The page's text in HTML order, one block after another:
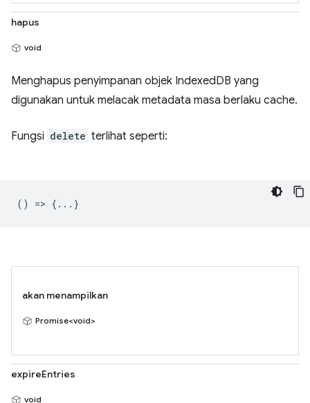
hapus
void
Menghapus penyimpanan objek IndexedDB yang
digunakan untuk melacak metadata masa berlaku cache.
Fungsi delete terlihat seperti:
() => {...}
akan menampilkan
Promise<void>
expireEntries
void